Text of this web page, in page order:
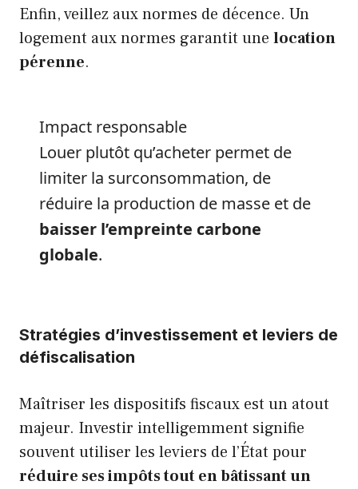
Enfin, veillez aux normes de décence. Un
logement aux normes garantit une location
pérenne.
Impact responsable
Louer plutôt qu’acheter permet de
limiter la surconsommation, de
réduire la production de masse et de
baisser l’empreinte carbone
globale.
Stratégies d’investissement et leviers de
défiscalisation
Maîtriser les dispositifs fiscaux est un atout
majeur. Investir intelligemment signifie
souvent utiliser les leviers de l’État pour
réduire ses impôts tout en bâtissant un